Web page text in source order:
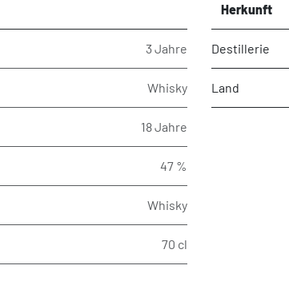
3 Jahre
Whisky
18 Jahre
47 %
Whisky
70 cl
Herkunft
Destillerie
Land